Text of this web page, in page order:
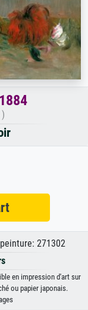
271302
en impression d'art sur
ou papier japonais.